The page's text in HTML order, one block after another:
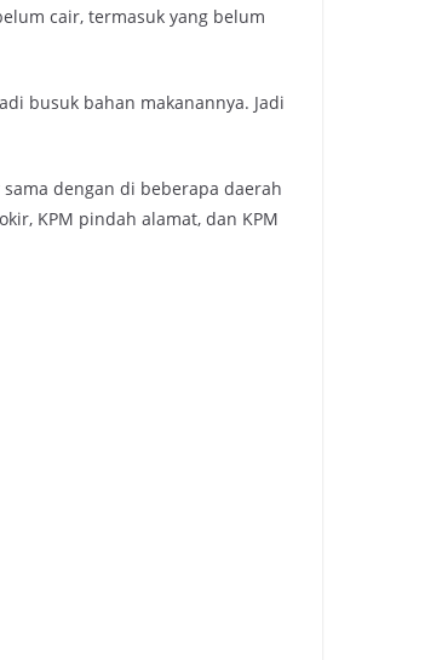
cair, termasuk yang belum
busuk bahan makanannya. Jadi
dengan di beberapa daerah
KPM pindah alamat, dan KPM